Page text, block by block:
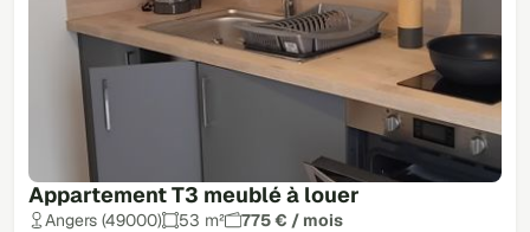
Appartement T3 meublé à louer
Angers (49000) 53 m²
775 € / mois